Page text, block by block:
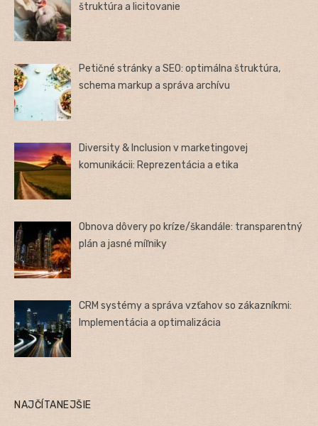
štruktúra a licitovanie
Petičné stránky a SEO: optimálna štruktúra,
schema markup a správa archívu
Diversity & Inclusion v marketingovej
komunikácii: Reprezentácia a etika
Obnova dôvery po kríze/škandále: transparentný
plán a jasné míľniky
CRM systémy a správa vzťahov so zákazníkmi:
Implementácia a optimalizácia
NAJČÍTANEJŠIE